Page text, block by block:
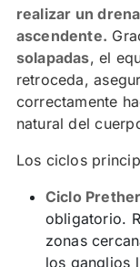
realizar un
ascendente.
solapadas, el
retroceda,
correctamente
natural del
Los ciclos
Ciclo
obligatorio.
zonas
los ganglios